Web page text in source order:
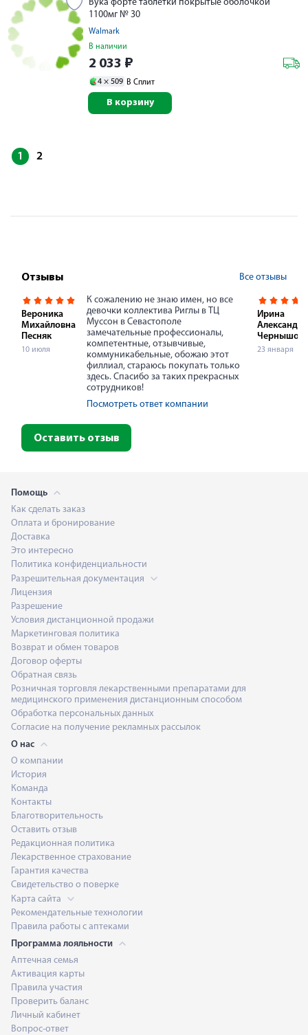
Вука форте таблетки покрытые оболочкой
1100мг № 30
Walmark
В наличии
2 033 ₽
4 × 509 В Сплит
В корзину
1 2
Отзывы Все отзывы
Вероника
Михайловна
Песняк
10 июля
К сожалению не знаю имен, но все
девочки коллектива Риглы в ТЦ
Муссон в Севастополе
замечательные профессионалы,
компетентные, отзывчивые,
коммуникабельные, обожаю этот
филлиал, стараюсь покупать только
здесь. Спасибо за таких прекрасных
сотрудников!
Посмотреть ответ компании
Ирина
Чернышова
23 января
Оставить отзыв
Помощь
Как сделать заказ
Оплата и бронирование
Доставка
Это интересно
Политика конфиденциальности
Разрешительная документация
Лицензия
Разрешение
Условия дистанционной продажи
Маркетинговая политика
Возврат и обмен товаров
Договор оферты
Обратная связь
Розничная торговля лекарственными препаратами для
медицинского применения дистанционным способом
Обработка персональных данных
Согласие на получение рекламных рассылок
О нас
О компании
История
Команда
Контакты
Благотворительность
Оставить отзыв
Редакционная политика
Лекарственное страхование
Гарантия качества
Свидетельство о поверке
Карта сайта
Рекомендательные технологии
Правила работы с аптеками
Программа лояльности
Аптечная семья
Активация карты
Правила участия
Проверить баланс
Личный кабинет
Вопрос-ответ